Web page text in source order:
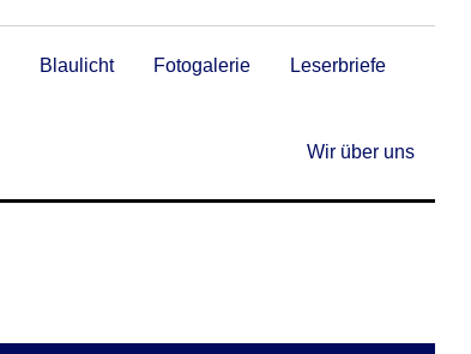
Blaulicht Fotogalerie Leserbriefe
Wir über uns